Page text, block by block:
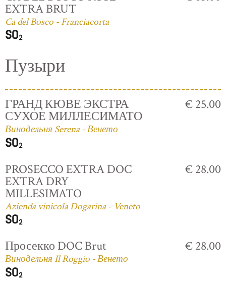
EXTRA BRUT
Ca del Bosco - Franciacorta
Пузыри
ГРАНД КЮВЕ ЭКСТРА
СУХОЕ МИЛЛЕСИМАТО
Винодельня Serena - Венето
€ 25.00
PROSECCO EXTRA DOC
EXTRA DRY
MILLESIMATO
Azienda vinicola Dogarina - Veneto
€ 28.00
Просекко DOC Brut
Винодельня Il Roggio - Венето
€ 28.00